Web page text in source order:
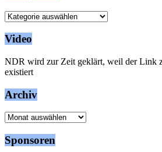
Kategorien
Video
NDR wird zur Zeit geklärt, weil der Link
existiert
Archiv
Archiv
Sponsoren